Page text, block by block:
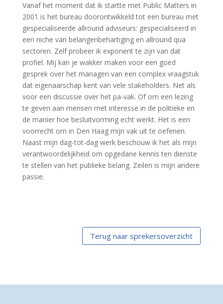
Vanaf het moment dat ik startte met Public Matters in
2001 is het bureau doorontwikkeld tot een bureau met
gespecialiseerde allround adviseurs: gespecialiseerd in
een niche van belangenbehartiging en allround qua
sectoren. Zelf probeer ik exponent te zijn van dat
profiel. Mij kan je wakker maken voor een goed
gesprek over het managen van een complex vraagstuk
dat eigenaarschap kent van vele stakeholders. Net als
voor een discussie over het pa-vak. Of om een lezing
te geven aan mensen met interesse in de politieke en
de manier hoe besluitvorming echt werkt. Het is een
voorrecht om in Den Haag mijn vak uit te oefenen.
Naast mijn dag-tot-dag werk beschouw ik het als mijn
verantwoordelijkheid om opgedane kennis ten dienste
te stellen van het publieke belang. Zeilen is mijn andere
passie.
Terug naar sprekersoverzicht